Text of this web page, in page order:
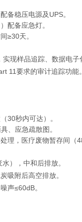
备稳压电源及UPS。
配备应急灯。
≥30天。
现样品追踪、数据电子
11要求的审计追踪功能。
30秒内可达）。
、应急疏散图。
理，医疗废物暂存间（
），中和后排放。
吸附后高空排放。
声≤60dB。